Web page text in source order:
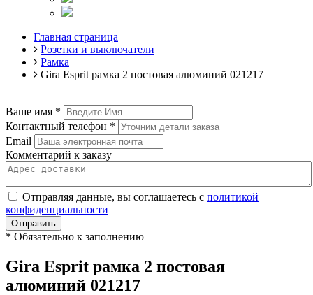
Главная страница
Розетки и выключатели
Рамка
Gira Esprit рамка 2 постовая алюминий 021217
Ваше имя *
Контактный телефон *
Email
Комментарий к заказу
Отправляя данные, вы соглашаетесь с политикой
конфиденциальности
Отправить
* Обязательно к заполнению
Gira Esprit рамка 2 постовая
алюминий 021217